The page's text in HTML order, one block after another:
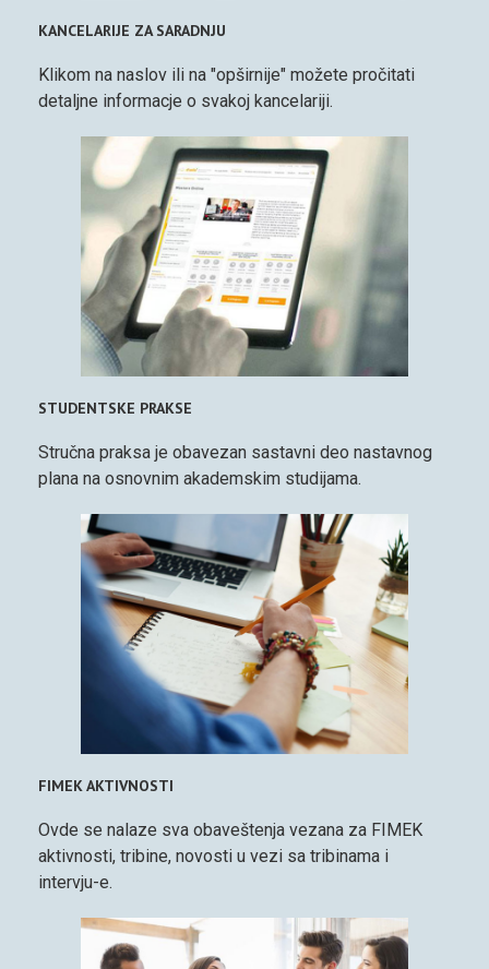
KANCELARIJE ZA SARADNJU
Klikom na naslov ili na "opširnije" možete pročitati
detaljne informacje o svakoj kancelariji.
STUDENTSKE PRAKSE
Stručna praksa je obavezan sastavni deo nastavnog
plana na osnovnim akademskim studijama.
FIMEK AKTIVNOSTI
Ovde se nalaze sva obaveštenja vezana za FIMEK
aktivnosti, tribine, novosti u vezi sa tribinama i
intervju-e.